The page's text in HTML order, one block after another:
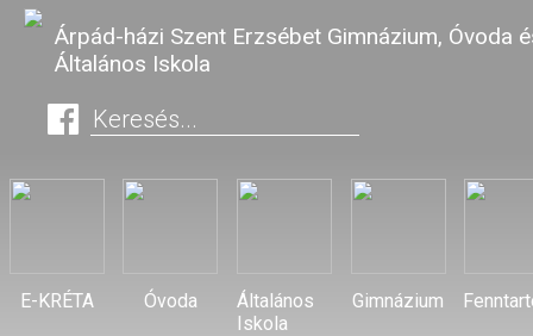
Árpád-házi Szent Erzsébet Gimnázium, Óvoda
Általános Iskola
E-KRÉTA Óvoda
Általános
Iskola
Gimnázium